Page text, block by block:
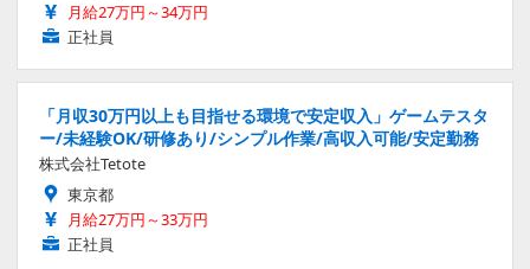
月給27万円～34万円
正社員
「月収30万円以上も目指せる環境で安定収入」ゲームテスタ
ー/未経験OK/研修あり/シンプル作業/高収入可能/安定勤務
株式会社Tetote
東京都
月給27万円～33万円
正社員